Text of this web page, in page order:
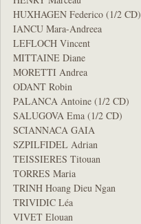
HUXHAGEN Federico (1/2 CD)
IANCU Mara-Andreea
LEFLOCH Vincent
MITTAINE Diane
MORETTI Andrea
ODANT Robin
PALANCA Antoine (1/2 CD)
SALUGOVA Ema (1/2 CD)
SCIANNACA GAIA
SZPILFIDEL Adrian
TEISSIERES Titouan
TORRES Maria
TRINH Hoang Dieu Ngan
TRIVIDIC Léa
VIVET Elouan